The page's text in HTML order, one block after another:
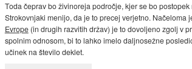
Toda čeprav bo živinoreja področje, kjer se bo
Strokovnjaki menijo, da je to precej verjetno. Načeloma
Evrope(in drugih razvitih držav) je to dovoljeno zgolj v
spolnim odnosom, bi to lahko imelo daljnosežne
učinek na število deklet.